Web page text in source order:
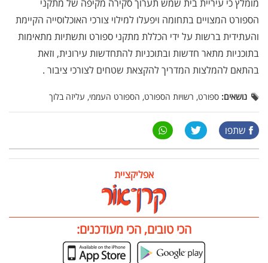
מומלץ כי עיריית בית שמש תערוך סקירה מקיפה של מתקני
הספורט המצויים בתחומה ויפעלו למילוי צורכי האוכלוסייה הקיימת
והעתידית ברשות על ידי הכללת מתקני ספורט ותשתיות מתאימות
בתוכניות מתאר חדשות ובתוכניות להתחדשות עירונית, וזאת
בהתאם להמלצות המדריך להקצאת שטחים לצורכי ציבור .
נושאים: ספורט, רשויות הספורט, הספורט העממי, עליזה בלוך
שתפו
אפליקציית
הכי טובים, הכי מעודכנים: